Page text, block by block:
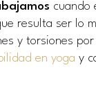
cuando
resulta ser lo
y torsiones
en yoga y